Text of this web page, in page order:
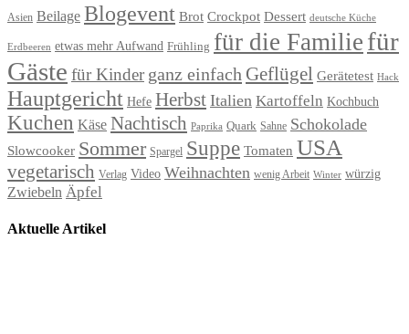
Asien Beilage Blogevent Brot Crockpot Dessert deutsche Küche
Erdbeeren etwas mehr Aufwand Frühling für die Familie für
Gäste für Kinder ganz einfach Geflügel Gerätetest Hack
Hauptgericht Hefe Herbst Italien Kartoffeln Kochbuch
Kuchen Käse Nachtisch Paprika Quark Sahne Schokolade
Slowcooker Sommer Spargel Suppe Tomaten USA
vegetarisch Verlag Video Weihnachten wenig Arbeit Winter würzig
Zwiebeln Äpfel
Aktuelle Artikel